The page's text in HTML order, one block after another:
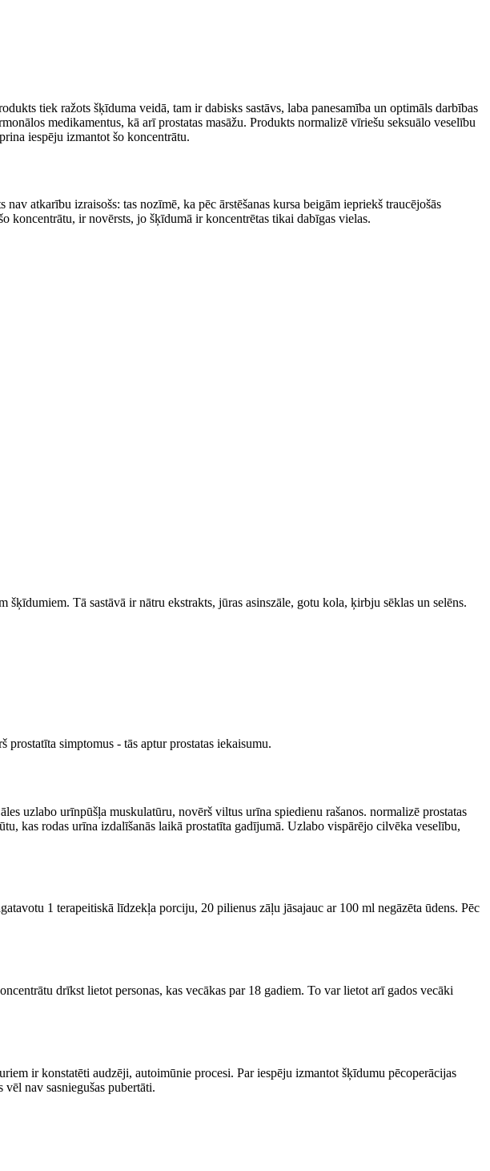
tiek ražots šķīduma veidā, tam ir dabisks sastāvs, laba panesamība un optimāls darbības
medikamentus, kā arī prostatas masāžu. Produkts normalizē vīriešu seksuālo veselību
iespēju izmantot šo koncentrātu.
atkarību izraisošs: tas nozīmē, ka pēc ārstēšanas kursa beigām iepriekš traucējošās
koncentrātu, ir novērsts, jo šķīdumā ir koncentrētas tikai dabīgas vielas.
Tā sastāvā ir nātru ekstrakts, jūras asinszāle, gotu kola, ķirbju sēklas un selēns.
simptomus - tās aptur prostatas iekaisumu.
uzlabo urīnpūšļa muskulatūru, novērš viltus urīna spiedienu rašanos. normalizē prostatas
kas rodas urīna izdalīšanās laikā prostatīta gadījumā. Uzlabo vispārējo cilvēka veselību,
1 terapeitiskā līdzekļa porciju, 20 pilienus zāļu jāsajauc ar 100 ml negāzēta ūdens. Pēc
drīkst lietot personas, kas vecākas par 18 gadiem. To var lietot arī gados vecāki
ir konstatēti audzēji, autoimūnie procesi. Par iespēju izmantot šķīdumu pēcoperācijas
nav sasniegušas pubertāti.